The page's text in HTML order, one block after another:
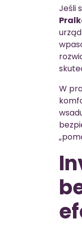
Jeśli
W